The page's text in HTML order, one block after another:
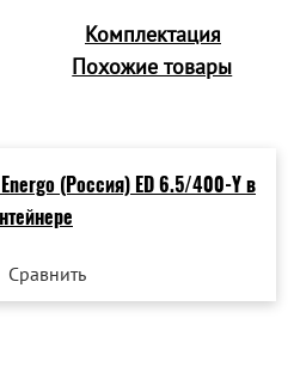
Комплектация
Похожие товары
Сравнить